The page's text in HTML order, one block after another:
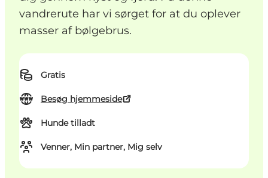
vandrerute har vi sørget for at du oplever
masser af bølgebrus.
Gratis
Besøg hjemmeside
Hunde tilladt
Venner, Min partner, Mig selv